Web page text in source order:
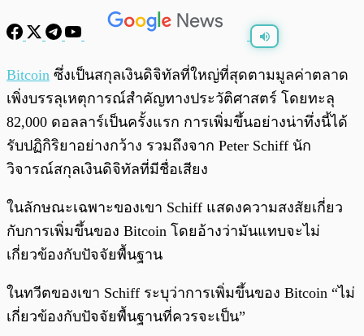
พร้อมเล่น /
Bitcoin ซึ่งเป็นสกุลเงินดิจิทัลที่ใหญ่ที่สุดตามมูลค่าตลาด
เพิ่งบรรลุเหตุการณ์สำคัญทางประวัติศาสตร์ โดยทะลุ
82,000 ดอลลาร์เป็นครั้งแรก การเพิ่มขึ้นอย่างน่าทึ่งนี้ได้
รับปฏิกิริยาอย่างกว้าง รวมถึงจาก Peter Schiff นัก
วิจารณ์สกุลเงินดิจิทัลที่มีชื่อเสียง
ในลักษณะเฉพาะของเขา Schiff แสดงความสงสัยเกี่ยว
กับการเพิ่มขึ้นของ Bitcoin โดยอ้างว่ามันแทบจะไม่
เกี่ยวข้องกับปัจจัยพื้นฐาน
ในทวีตของเขา Schiff ระบุว่าการเพิ่มขึ้นของ Bitcoin “ไม่
เกี่ยวข้องกับปัจจัยพื้นฐานที่ควรจะเป็น”